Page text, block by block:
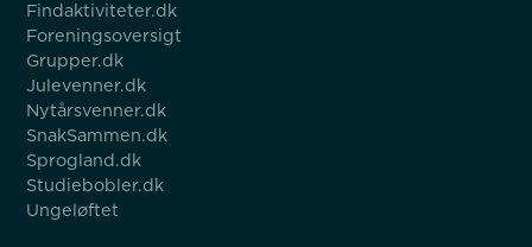
Findaktiviteter.dk
Foreningsoversigt
Grupper.dk
Julevenner.dk
Nytårsvenner.dk
SnakSammen.dk
Sprogland.dk
Studiebobler.dk
Ungeløftet